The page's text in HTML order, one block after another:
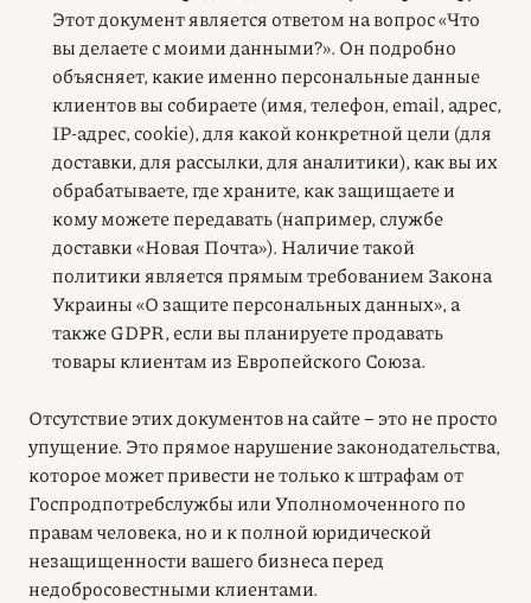
Этот документ является ответом на вопрос «Что
вы делаете с моими данными?». Он подробно
объясняет, какие именно персональные данные
клиентов вы собираете (имя, телефон, email, адрес,
IP-адрес, cookie), для какой конкретной цели (для
доставки, для рассылки, для аналитики), как вы их
обрабатываете, где храните, как защищаете и
кому можете передавать (например, службе
доставки «Новая Почта»). Наличие такой
политики является прямым требованием Закона
Украины «О защите персональных данных», а
также GDPR, если вы планируете продавать
товары клиентам из Европейского Союза.
Отсутствие этих документов на сайте – это не просто
упущение. Это прямое нарушение законодательства,
которое может привести не только к штрафам от
Госпродпотребслужбы или Уполномоченного по
правам человека, но и к полной юридической
незащищенности вашего бизнеса перед
недобросовестными клиентами.